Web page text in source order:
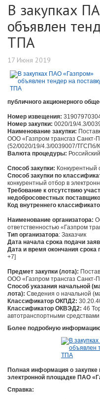
В закупках
объявлен
ТПА
17 Июня 2019
публичного акционерного
Номер извещения:
Номер закупки: 0020/19/4.3/
Наименование закупки:
ООО «Газпром трансгаз Санкт-
(52/0020/19/4.3/0039007/
Валюта процедуры:
Способ закупки: Конкурентный
Способ закупки по
конкурентный отбор в
Требование к отсутствию
недобросовестных
Код внутреннего
Наименование организатора:
ответственностью «Газпром
Тип организатора: Заказчик
Дата начала срока подачи
Дата и время окончания срока
+7]
Предмет закупки (лота):
ООО «Газпром трансгаз Санкт-
Способ указания начальной
лота): Сведения о начальной
Классификатор ОКПД2:
Классификатор ОКВЭД2: 46
автотранспортными
Более подробную
Полная информация о закупке
электронной площадке ПАО
Справка: